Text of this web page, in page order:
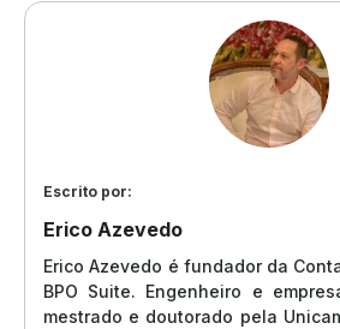
Escrito por:
Erico Azevedo
Erico Azevedo é fundador da
BPO Suite. Engenheiro e
mestrado e doutorado pela